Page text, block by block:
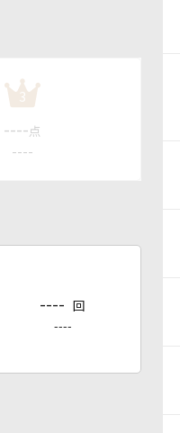
3
---- 点
----
---- 回
----